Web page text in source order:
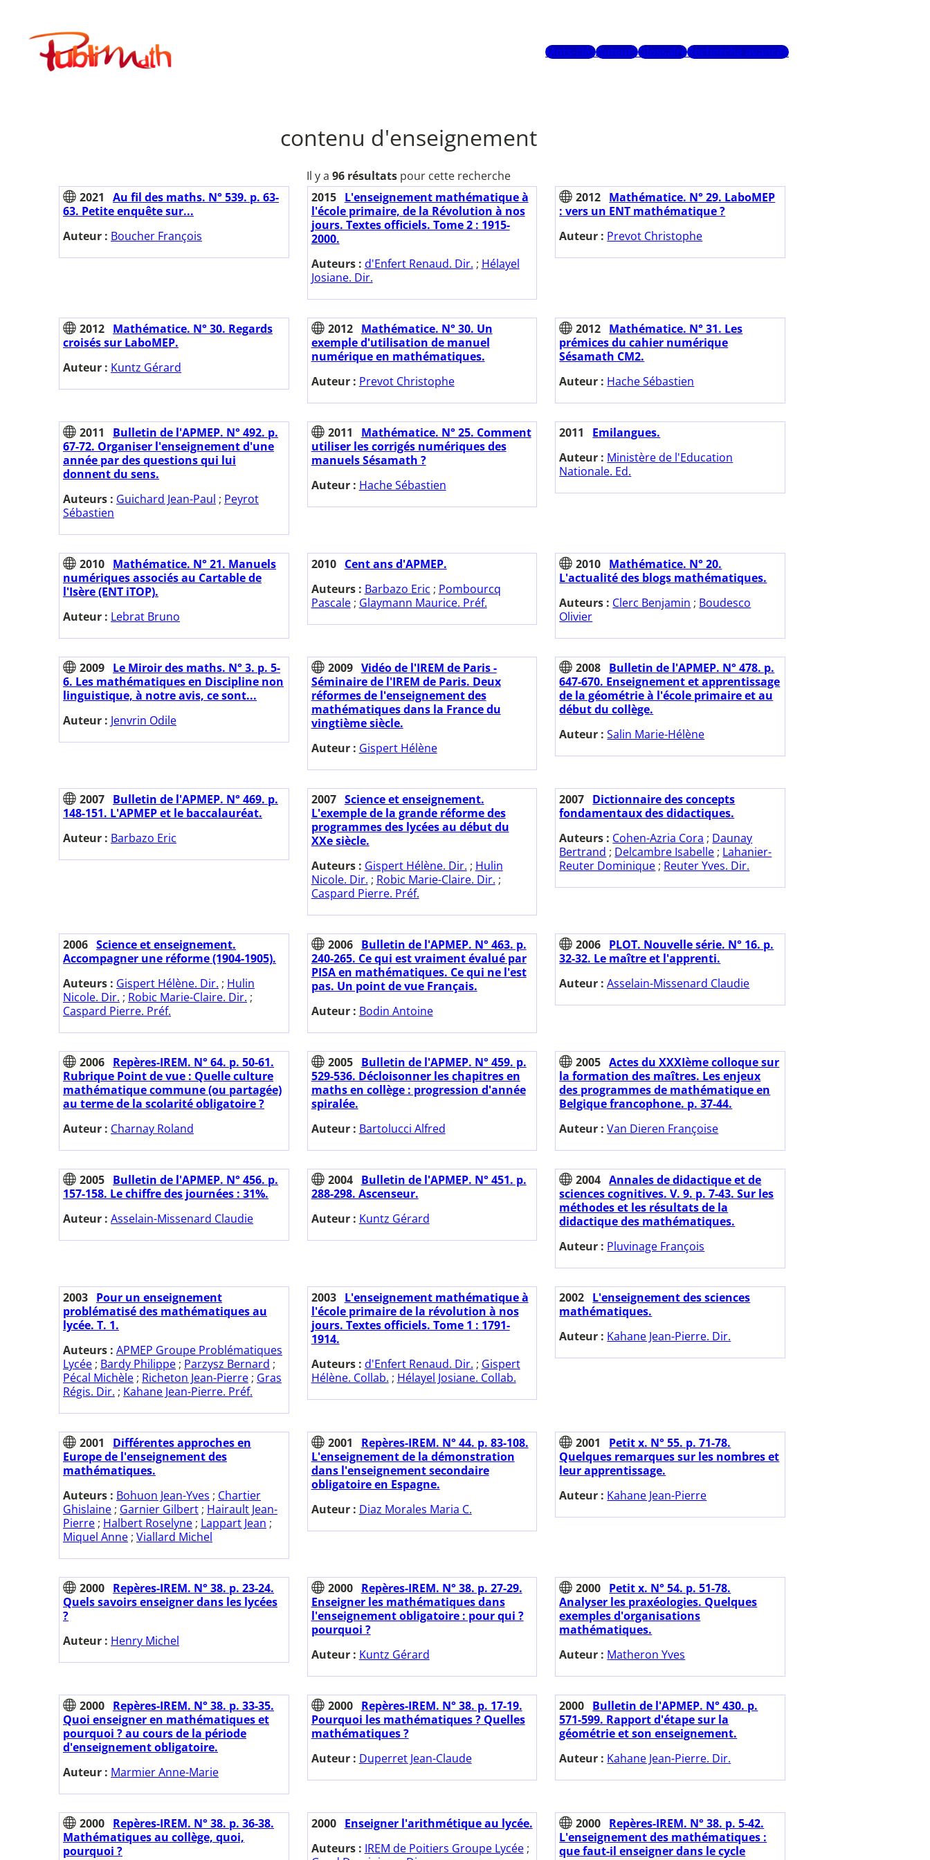
contenuPublimath
Mots-clésAuteursGlossaireRecherche avancée
contenu d'enseignement
Il y a 96 résultatspour cette recherche
2021
Au fil des maths. N° 539. p. 63-
63. Petite enquête sur...
Auteur : Boucher François
2015
L'enseignement mathématique à
l'école primaire, de la Révolution à nos
jours. Textes officiels. Tome 2 : 1915-
2000.
Auteurs : d'Enfert Renaud. Dir. ; Hélayel
Josiane. Dir.
2012 Mathématice. N° 29. LaboMEP
: vers un ENT mathématique ?
Auteur : Prevot Christophe
2012 Mathématice. N° 30. Regards
croisés sur LaboMEP.
Auteur : Kuntz Gérard
2012
Mathématice. N° 30. Un
exemple d'utilisation de manuel
numérique en mathématiques.
Auteur : Prevot Christophe
2012 Mathématice. N° 31. Les
prémices du cahier numérique
Sésamath CM2.
Auteur : Hache Sébastien
2011
Bulletin de l'APMEP. N° 492. p.
67-72. Organiser l'enseignement d'une
année par des questions qui lui
donnent du sens.
Auteurs : Guichard Jean-Paul ; Peyrot
Sébastien
2011
Mathématice. N° 25. Comment
utiliser les corrigés numériques des
manuels Sésamath ?
Auteur : Hache Sébastien
2011
Emilangues.
Auteur : Ministère de l'Education
Nationale. Ed.
2010 Mathématice. N° 21. Manuels
numériques associés au Cartable de
l'Isère (ENT iTOP).
Auteur : Lebrat Bruno
2010
Cent ans d'APMEP.
Auteurs : Barbazo Eric ; Pombourcq
Pascale; Glaymann Maurice. Préf.
2010 Mathématice. N° 20.
L'actualité des blogs mathématiques.
Auteurs : Clerc Benjamin ; Boudesco
Olivier
2009 Le Miroir des maths. N° 3. p. 5-
6. Les mathématiques en Discipline non
linguistique, à notre avis, ce sont...
Auteur : Jenvrin Odile
2009 Vidéo de l'IREM de Paris -
Séminaire de l'IREM de Paris. Deux
réformes de l'enseignement des
mathématiques dans la France du
vingtième siècle.
Auteur : Gispert Hélène
2008 Bulletin de l'APMEP. N° 478. p.
647-670. Enseignement et apprentissage
de la géométrie à l'école primaire et au
début du collège.
Auteur :Salin Marie-Hélène
2007 Bulletin de l'APMEP. N° 469. p.
148-151. L'APMEP et le baccalauréat.
Auteur : Barbazo Eric
2007 Science et enseignement.
L'exemple de la grande réforme des
programmes des lycées au début du
XXe siècle.
Auteurs : Gispert Hélène. Dir. ; Hulin
Nicole. Dir. ; Robic Marie-Claire. Dir. ;
Caspard Pierre. Préf.
2007 Dictionnaire des concepts
fondamentaux des didactiques.
Auteurs : Cohen-Azria Cora ; Daunay
Bertrand ; Delcambre Isabelle ; Lahanier-
Reuter Dominique ; Reuter Yves. Dir.
2006 Science et enseignement.
Accompagner une réforme (1904-1905).
Auteurs : Gispert Hélène. Dir. ; Hulin
Nicole. Dir. ; Robic Marie-Claire. Dir. ;
Caspard Pierre. Préf.
2006
Bulletin de l'APMEP. N° 463. p.
240-265. Ce qui est vraiment évalué par
PISA en mathématiques. Ce qui ne l'est
pas. Un point de vue Français.
Auteur : Bodin Antoine
2006 PLOT. Nouvelle série. N° 16. p.
32-32. Le maître et l'apprenti.
Auteur :Asselain-Missenard Claudie
2006 Repères-IREM. N° 64. p. 50-61.
Rubrique Point de vue : Quelle culture
mathématique commune (ou partagée)
au terme de la scolarité obligatoire ?
Auteur : Charnay Roland
2005
Bulletin de l'APMEP. N° 459. p.
529-536. Décloisonner les chapitres en
maths en collège : progression d'année
spiralée.
Auteur : Bartolucci Alfred
2005 Actes du XXXIème colloque sur
la formation des maîtres. Les enjeux
des programmes de mathématique en
Belgique francophone. p. 37-44.
Auteur :Van Dieren Françoise
2005 Bulletin de l'APMEP. N° 456. p.
157-158. Le chiffre des journées : 31%.
Auteur : Asselain-Missenard Claudie
2004
Bulletin de l'APMEP. N° 451. p.
288-298. Ascenseur.
Auteur : Kuntz Gérard
2004 Annales de didactique et de
sciences cognitives. V. 9. p. 7-43. Sur les
méthodes et les résultats de la
didactique des mathématiques.
Auteur : Pluvinage François
2003 Pour un enseignement
problématisé des mathématiques au
lycée. T. 1.
Auteurs : APMEP Groupe Problématiques
Lycée ; Bardy Philippe ; Parzysz Bernard ;
Pécal Michèle ; Richeton Jean-Pierre ; Gras
Régis. Dir. ; Kahane Jean-Pierre. Préf.
2003
L'enseignement mathématique à
l'école primaire de la révolution à nos
jours. Textes officiels. Tome 1 : 1791-
1914.
Auteurs : d'Enfert Renaud. Dir. ; Gispert
Hélène. Collab. ; Hélayel Josiane. Collab.
2002 L'enseignement des sciences
mathématiques.
Auteur : Kahane Jean-Pierre. Dir.
2001
Différentes approches en
Europe de l'enseignement des
mathématiques.
Auteurs : Bohuon Jean-Yves ; Chartier
Ghislaine ; Garnier Gilbert ; Hairault Jean-
Pierre ; Halbert Roselyne ; Lappart Jean ;
Miquel Anne ; Viallard Michel
2001
Repères-IREM. N° 44. p. 83-108.
L'enseignement de la démonstration
dans l'enseignement secondaire
obligatoire en Espagne.
Auteur : Diaz Morales Maria C.
2001
Petit x. N° 55. p. 71-78.
Quelques remarques sur les nombres et
leur apprentissage.
Auteur : Kahane Jean-Pierre
2000 Repères-IREM. N° 38. p. 23-24.
Quels savoirs enseigner dans les lycées
?
Auteur : Henry Michel
2000
Repères-IREM. N° 38. p. 27-29.
Enseigner les mathématiques dans
l'enseignement obligatoire : pour qui ?
pourquoi ?
Auteur : Kuntz Gérard
2000 Petit x. N° 54. p. 51-78.
Analyser les praxéologies. Quelques
exemples d'organisations
mathématiques.
Auteur : Matheron Yves
2000 Repères-IREM. N° 38. p. 33-35.
Quoi enseigner en mathématiques et
pourquoi ? au cours de la période
d'enseignement obligatoire.
Auteur : Marmier Anne-Marie
2000
Repères-IREM. N° 38. p. 17-19.
Pourquoi les mathématiques ? Quelles
mathématiques ?
Auteur : Duperret Jean-Claude
2000 Bulletin de l'APMEP. N° 430. p.
571-599. Rapport d'étape sur la
géométrie et son enseignement.
Auteur : Kahane Jean-Pierre. Dir.
2000 Repères-IREM. N° 38. p. 36-38.
Mathématiques au collège, quoi,
pourquoi ?
2000
Enseigner l'arithmétique au lycée.
Auteurs : IREM de Poitiers Groupe Lycée;
2000 Repères-IREM. N° 38. p. 5-42.
L'enseignement des mathématiques :
que faut-il enseigner dans le cycle